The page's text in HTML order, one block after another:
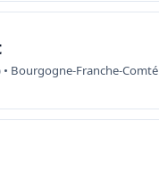
Bourgogne-Franche-Comté